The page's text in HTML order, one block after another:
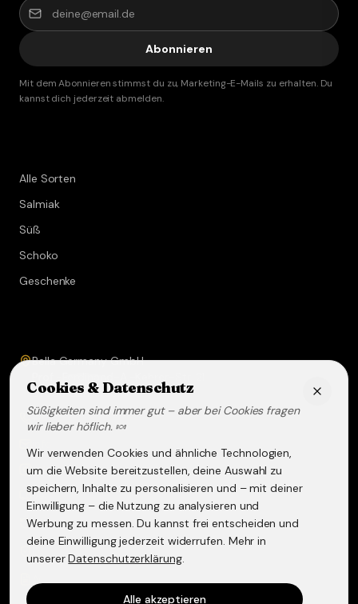
Abonnieren
Mit dem Abonnieren stimmst du zu, Marketing-E-Mails zu erhalten. Du
kannst dich jederzeit abmelden.
Alle Sorten
Salmiak
Süß
Schoko
Geschenke
Bella Germany GmbH
67583 Guntersblum
+49 (0) 6249 - 293158
@lakritzspezialitaeten
Versand & Lieferung
Widerruf & Rückgabe
Datenschutzerklärung
Cookies & Datenschutz
Süßigkeiten sind immer gut – aber bei Cookies fragen
wir lieber höflich. 🍬
Wir verwenden Cookies und ähnliche Technologien,
um die Website bereitzustellen, deine Auswahl zu
speichern, Inhalte zu personalisieren und – mit deiner
Einwilligung – die Nutzung zu analysieren und
Werbung zu messen. Du kannst frei entscheiden und
deine Einwilligung jederzeit widerrufen. Mehr in
unserer Datenschutzerklärung.
Alle akzeptieren